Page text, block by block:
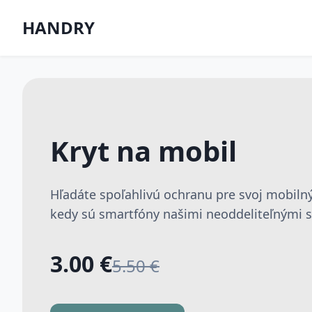
HANDRY
Kryt na mobil
Hľadáte spoľahlivú ochranu pre svoj
kedy sú smartfóny našimi neoddeliteľnými
3.00 €5.50 €